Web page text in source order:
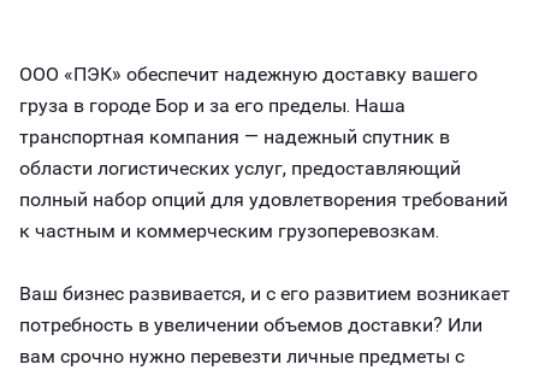
ООО «ПЭК» обеспечит надежную доставку вашего
груза в городе Бор и за его пределы. Наша
транспортная компания — надежный спутник в
области логистических услуг, предоставляющий
полный набор опций для удовлетворения требований
к частным и коммерческим грузоперевозкам.
Ваш бизнес развивается, и с его развитием возникает
потребность в увеличении объемов доставки? Или
вам срочно нужно перевезти личные предметы с